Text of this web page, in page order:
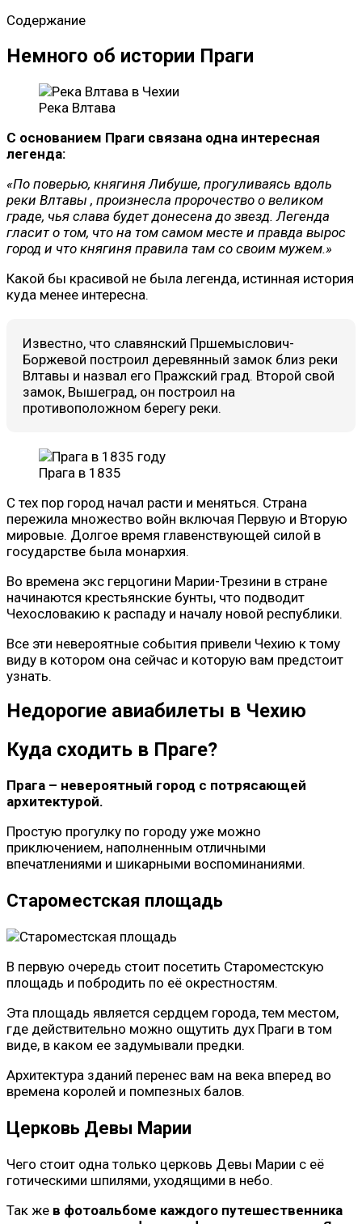
Содержание
Немного об истории Праги
Река Влтава
С основанием Праги связана одна интересная
легенда:
«По поверью, княгиня Либуше, прогуливаясь вдоль
реки Влтавы , произнесла пророчество о великом
граде, чья слава будет донесена до звезд. Легенда
гласит о том, что на том самом месте и правда вырос
город и что княгиня правила там со своим мужем.»
Какой бы красивой не была легенда, истинная история
куда менее интересна.
Известно, что славянский Пршемыслович-
Боржевой построил деревянный замок близ реки
Влтавы и назвал его Пражский град. Второй свой
замок, Вышеград, он построил на
противоположном берегу реки.
Прага в 1835
С тех пор город начал расти и меняться. Страна
пережила множество войн включая Первую и Вторую
мировые. Долгое время главенствующей силой в
государстве была монархия.
Во времена экс герцогини Марии-Трезини в стране
начинаются крестьянские бунты, что подводит
Чехословакию к распаду и началу новой республики.
Все эти невероятные события привели Чехию к тому
виду в котором она сейчас и которую вам предстоит
узнать.
Недорогие авиабилеты в Чехию
Куда сходить в Праге?
Прага – невероятный город с потрясающей
архитектурой.
Простую прогулку по городу уже можно
приключением, наполненным отличными
впечатлениями и шикарными воспоминаниями.
Староместская площадь
В первую очередь стоит посетить Староместскую
площадь и побродить по её окрестностям.
Эта площадь является сердцем города, тем местом,
где действительно можно ощутить дух Праги в том
виде, в каком ее задумывали предки.
Архитектура зданий перенес вам на века вперед во
времена королей и помпезных балов.
Церковь Девы Марии
Чего стоит одна только церковь Девы Марии с её
готическими шпилями, уходящими в небо.
Так же в фотоальбоме каждого путешественника